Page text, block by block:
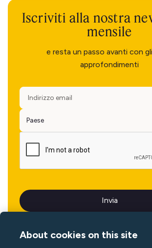
Iscriviti alla nostra
mensile
e resta un passo avanti con
approfondimenti
About cookies on this site